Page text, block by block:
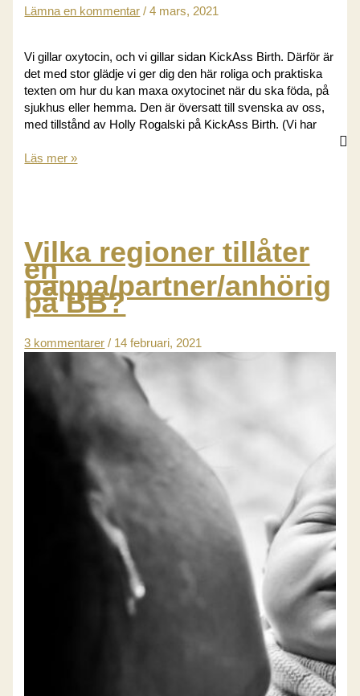
Lämna en kommentar /4 mars, 2021
Vi gillar oxytocin, och vi gillar sidan KickAss Birth. Därför är
det med stor glädje vi ger dig den här roliga och praktiska
texten om hur du kan maxa oxytocinet när du ska föda, på
sjukhus eller hemma. Den är översatt till svenska av oss,
med tillstånd av Holly Rogalski på KickAss Birth. (Vi har
Bra
förspel
Läs mer »
Vilka regioner tillåter
en
pappa/partner/anhörig
på BB?
3 kommentarer / 14 februari, 2021